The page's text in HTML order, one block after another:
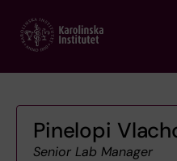
main
Pinelopi
Senior Lab Manager